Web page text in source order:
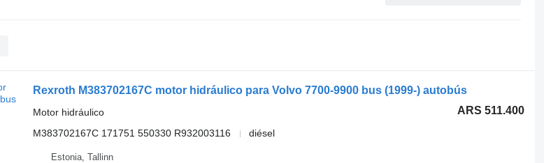
Rexroth M383702167C motor hidráulico para Volvo 7700-9900 bus (1999-) autobús
ARS 511.400
Motor hidráulico
M383702167C 171751 550330 R932003116
diésel
Estonia, Tallinn